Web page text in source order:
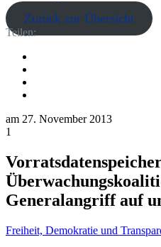
Zurück zur Übersicht
Teilen:
am 27. November 2013
1
Generalangriff auf
Freiheit, Demokratie und